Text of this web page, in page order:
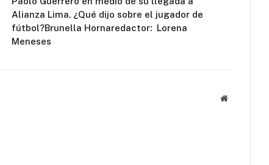
Alianza Lima. ¿Qué dijo sobre el jugador de
fútbol?Brunella Hornaredactor: Lorena
Meneses
Website